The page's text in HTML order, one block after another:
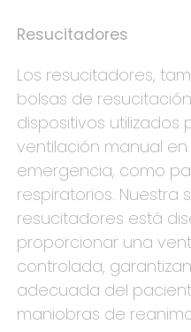
Resucitadores
Los resucitadores,
bolsas de
dispositivos utilizados
ventilación manual
emergencia, como
respiratorios. Nuestra
resucitadores está
proporcionar una
controlada,
adecuada del
maniobras de